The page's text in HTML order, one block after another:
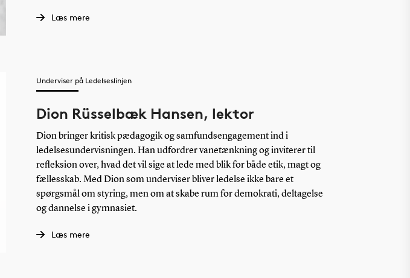
Læs mere
Underviser på Ledelseslinjen
Dion Rüsselbæk Hansen, lektor
Dion bringer kritisk pædagogik og samfundsengagement ind i
ledelsesundervisningen. Han udfordrer vanetænkning og inviterer til
refleksion over, hvad det vil sige at lede med blik for både etik, magt og
fællesskab. Med Dion som underviser bliver ledelse ikke bare et
spørgsmål om styring, men om at skabe rum for demokrati, deltagelse
og dannelse i gymnasiet.
Læs mere